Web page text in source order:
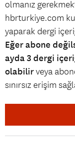
olmanız
hbrturkiye.com
yaparak dergi
Eğer abone
ayda 3 dergi
olabilirveya
sınırsız erişim